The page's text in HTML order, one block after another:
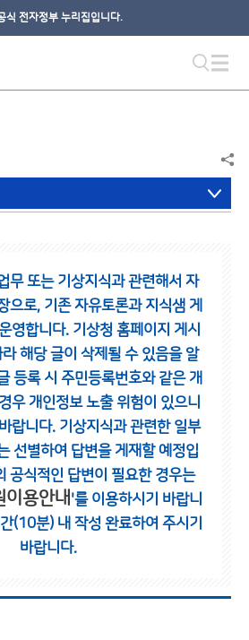
식 전자정부 누리집입니다.
무 또는 기상지식과 관련해서 자
으로, 기존 자유토론과 지식샘 게
영합니다. 기상청 홈페이지 게시
해당 글이 삭제될 수 있음을 알
등록 시 주민등록번호와 같은 개
우 개인정보 노출 위험이 있으니
랍니다. 기상지식과 관련한 일부
선별하여 답변을 게재할 예정입
공식적인 답변이 필요한 경우는
용안내 '를 이용하시기 바랍니
(10분) 내 작성 완료하여 주시기
바랍니다.